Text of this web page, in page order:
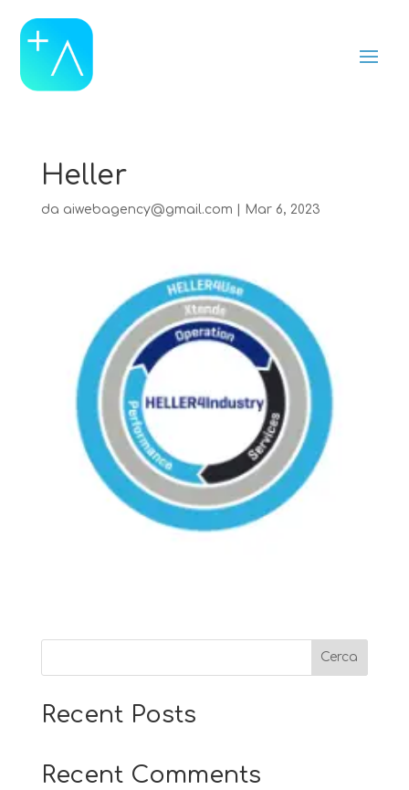
Heller
da aiwebagency@gmail.com Mar 6, 2023
Cerca
Recent Posts
Recent Comments